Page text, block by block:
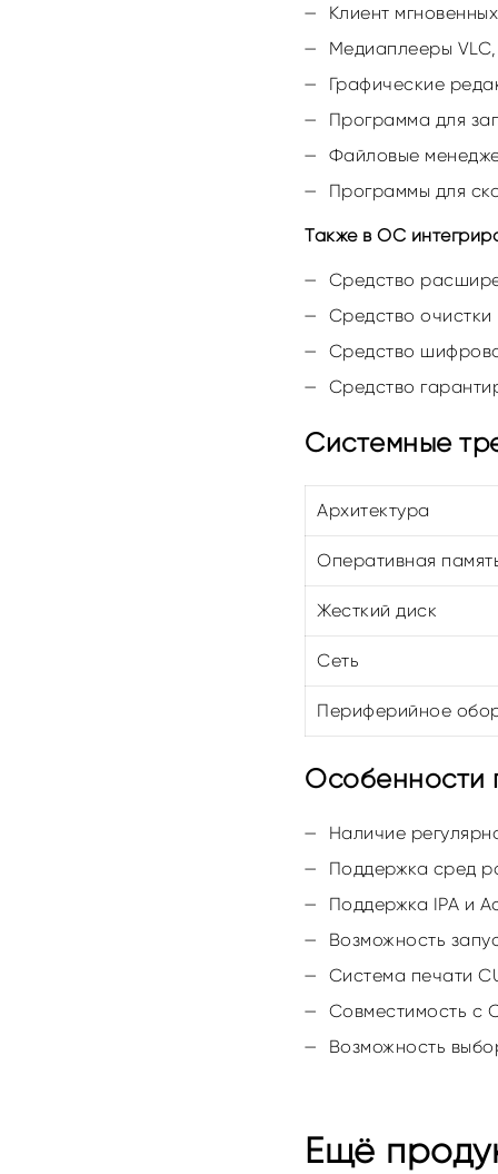
Клиент
Медиаплееры
Графические
Программа для
Файловые
Программы для
Также в ОС
Cредство
Средство очистки
Средство
Средство
Системные
Архитектура
Оперативная
Жесткий диск
Сеть
Периферийное
Особенности
Наличие
Поддержка сред
Поддержка IPA и
Возможность
Система печати
Совместимость с
Возможность
Ещё